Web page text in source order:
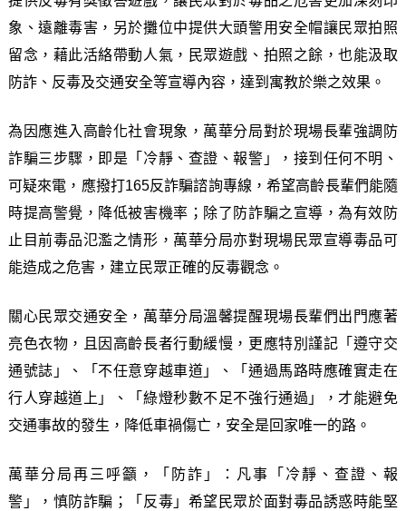
象、遠離毒害，另於攤位中提供大頭警用安全帽讓民眾拍照
留念，藉此活絡帶動人氣，民眾遊戲、拍照之餘，也能汲取
防詐、反毒及交通安全等宣導內容，達到寓教於樂之效果。
為因應進入高齡化社會現象，萬華分局對於現場長輩強調防
詐騙三步驟，即是「冷靜、查證、報警」，接到任何不明、
可疑來電，應撥打165反詐騙諮詢專線，希望高齡長輩們能隨
時提高警覺，降低被害機率；除了防詐騙之宣導，為有效防
止目前毒品氾濫之情形，萬華分局亦對現場民眾宣導毒品可
能造成之危害，建立民眾正確的反毒觀念。
關心民眾交通安全，萬華分局溫馨提醒現場長輩們出門應著
亮色衣物，且因高齡長者行動緩慢，更應特別謹記「遵守交
通號誌」、「不任意穿越車道」、「通過馬路時應確實走在
行人穿越道上」、「綠燈秒數不足不強行通過」，才能避免
交通事故的發生，降低車禍傷亡，安全是回家唯一的路。
萬華分局再三呼籲，「防詐」：凡事「冷靜、查證、報
警」，慎防詐騙；「反毒」希望民眾於面對毒品誘惑時能堅